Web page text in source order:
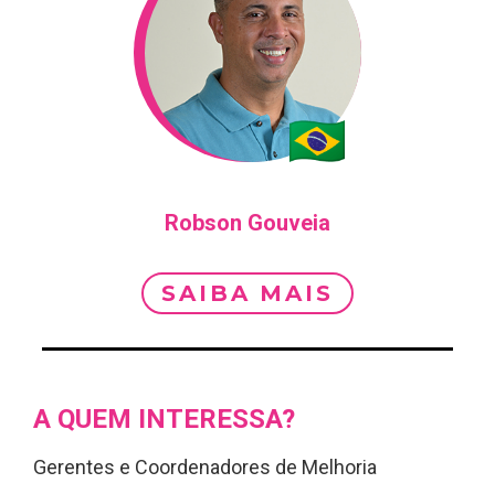
Robson Gouveia
SAIBA MAIS
A QUEM INTERESSA?
Gerentes e Coordenadores de Melhoria